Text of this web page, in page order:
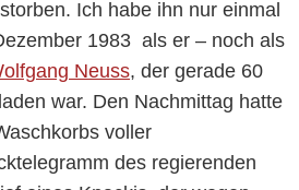
Ich habe ihn nur einmal
1983 als er – noch als
Neuss, der gerade 60
war. Den Nachmittag hatte
voller
des regierenden